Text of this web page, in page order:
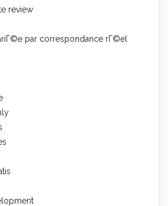
review
par correspondance rГ©el